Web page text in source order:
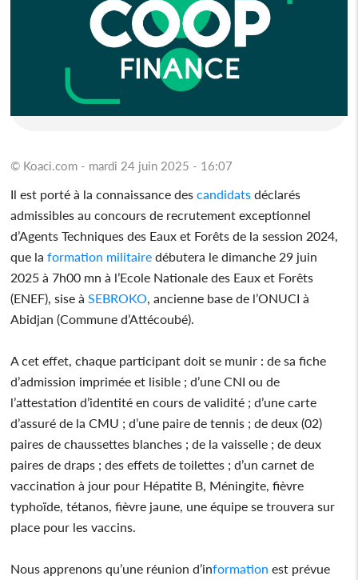
© Koaci.com - mardi 24 juin 2025 - 16:07
Il est porté à la connaissance descandidats déclarés
admissibles au concours de recrutement exceptionnel
d’Agents Techniques des Eaux et Forêts de la session 2024,
que laformation militaire débutera le dimanche 29 juin
2025 à 7h00 mn à l’Ecole Nationale des Eaux et Forêts
(ENEF), sise à SEBROKO , ancienne base de l’ONUCI à
Abidjan (Commune d’Attécoubé).
A cet effet, chaque participant doit se munir : de sa fiche
d’admission imprimée et lisible ; d’une CNI ou de
l’attestation d’identité en cours de validité ; d’une carte
d’assuré de la CMU ; d’une paire de tennis ; de deux (02)
paires de chaussettes blanches ; de la vaisselle ; de deux
paires de draps ; des effets de toilettes ; d’un carnet de
vaccination à jour pour Hépatite B, Méningite, fièvre
typhoïde, tétanos, fièvre jaune, une équipe se trouvera sur
place pour les vaccins.
Nous apprenons qu’une réunion d’information est prévue